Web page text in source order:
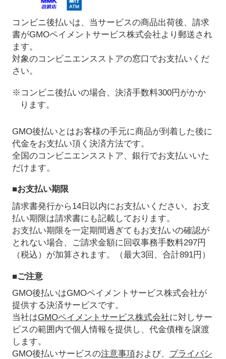
コンビニ後払いは、当サービスの商品出荷後、請求
書がGMOペイメントサービス株式会社より郵送され
ます。
対象のコンビニエンスストアの窓口でお支払いくだ
さい。
※コンビニ後払いの場合、決済手数料300円がかか
ります。
GMO後払いとはお客様の手元に商品が到着した後に
代金をお支払い頂く決済方法です。
全国のコンビニエンスストア、銀行でお支払いいた
だけます。
■お支払い期限
請求書発行から14日以内にお支払いください。お支
払い期限は請求書にも記載しております。
お支払い期限を一定期間過ぎてもお支払いの確認が
とれない場合、ご請求金額に回収事務手数料297円
（税込）が加算されます。（最大3回、合計891円）
■ご注意
GMO後払いはGMOペイメントサービス株式会社が
提供する決済サービスです。
当社はGMOペイメントサービス株式会社に対しサー
ビスの範囲内で個人情報を提供し、代金債権を譲渡
します。
GMO後払いサービスの注意事項および、 プライバシ